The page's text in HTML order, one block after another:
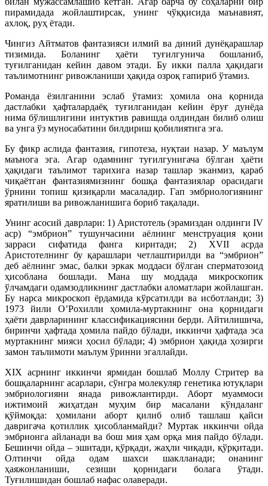
пирамидада жойлаштирсак, унинг чўққисида маънавият,
ахлоқ, руҳ ётади.
Чингиз Айтматов фантазияси илмий ва диний дунёқарашлар
тизимида. Боланинг ҳаёти туғилгунича бошланиб,
туғилганидан кейин давом этади. Бу икки палла ҳақидаги
таълимотнинг ривожланиши ҳақида озроқ гапириб ўтамиз.
Романда ёзилганини эслаб ўтамиз: ҳомила она қорнида
дастлабки ҳафталардаёқ туғилганидан кейин ёруғ дунёда
нима бўлишлигини интуктив равишда олдиндан билиб олиш
ва унга ўз муносабатини билдириш қобилиятига эга.
Бу фикр аслида фантазия, гипотеза, нуқтаи назар. У маълум
маънога эга. Агар одамнинг туғилгунигача бўлган ҳаёти
ҳақидаги таълимот тарихига назар ташлар эканмиз, қараб
чиқаётган фантазиямизнинг бошқа фантазиялар орасидаги
ўрнини топиш қизиқарли масаладир. Гап эмбриологиянинг
яратилиши ва ривожланишига бориб тақалади.
Унинг асосий даврлари: 1) Аристотель (эрамиздан олдинги IV
аср) “эмбрион” тушунчасини аёлнинг менструация қони
зарраси сифатида фанга киритади; 2) XVII асрда
Аристотелнинг бу қарашлари четлаштирилди ва “эмбрион”
деб аёлнинг эмас, балки эркак моддаси бўлган сперматозоид
ҳисоблана бошлади. Мана шу моддада микроскопик
ўлчамдаги одамзодликнинг дастлабки аломатлари жойлашган.
Бу нарса микроскоп ёрдамида кўрсатилди ва исботланди; 3)
1973 йили О’Рохилли ҳомила-муртакнинг она қорнидаги
ҳаёти даврларининг классификациясини берди. Айтилишича,
биринчи ҳафтада ҳомила пайдо бўлади, иккинчи ҳафтада эса
муртакнинг мияси ҳосил бўлади; 4) эмбрион ҳақида ҳозирги
замон таълимоти маълум ўринни эгаллайди.
XIX асрнинг иккинчи ярмидан бошлаб Моллу Стритер ва
бошқаларнинг асарлари, сўнгра молекуляр генетика ютуқлари
эмбриологияни янада ривожлантирди. Аборт муаммоси
ижтимоий жиҳатдан муҳим бир масалани кўндаланг
қўймоқда: ҳомилани аборт қилиб олиб ташлаш қайси
давригача қотиллик ҳисобланмайди? Муртак иккинчи ойда
эмбрионга айланади ва бош мия ҳам орқа мия пайдо бўлади.
Бешинчи ойда – эшитади, қўрқади, жаҳли чиқади, қўрқитади.
Олтинчи ойда одам шахси шаклланади; онанинг
ҳаяжонланиши, сезиши қорнидаги болага ўтади.
Туғилишидан бошлаб нафас олаверади.